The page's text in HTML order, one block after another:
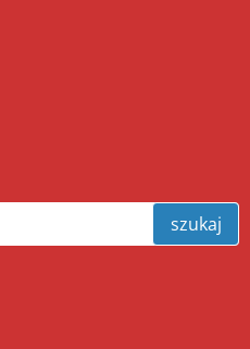
szukaj